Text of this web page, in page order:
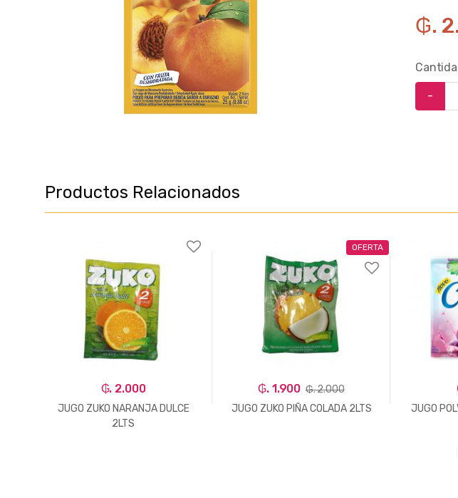
₲.
-
Productos Relacionados
₲. 2.000
JUGO ZUKO NARANJA DULCE
2LTS
OFERTA
₲. 1.900 ₲. 2.000
JUGO ZUKO PIÑA COLADA 2LTS
JUGO